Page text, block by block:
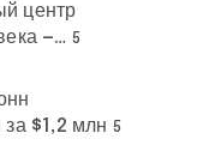
центр
—… 5
за $1,2 млн 5